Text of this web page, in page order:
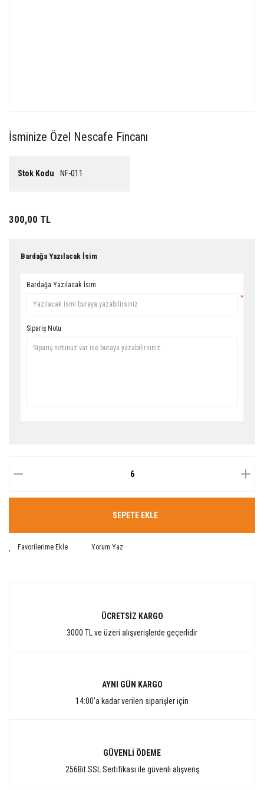
İsminize Özel Nescafe Fincanı
Stok Kodu NF-011
300,00 TL
Bardağa Yazılacak İsim
Bardağa Yazılacak İsim
*
Sipariş Notu
SEPETE EKLE
Yorum Yaz
ÜCRETSİZ KARGO
3000 TL ve üzeri alışverişlerde geçerlidir
AYNI GÜN KARGO
14:00'a kadar verilen siparişler için
GÜVENLİ ÖDEME
256Bit SSL Sertifikası ile güvenli alışveriş